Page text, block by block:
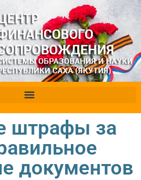
штрафы за
документов